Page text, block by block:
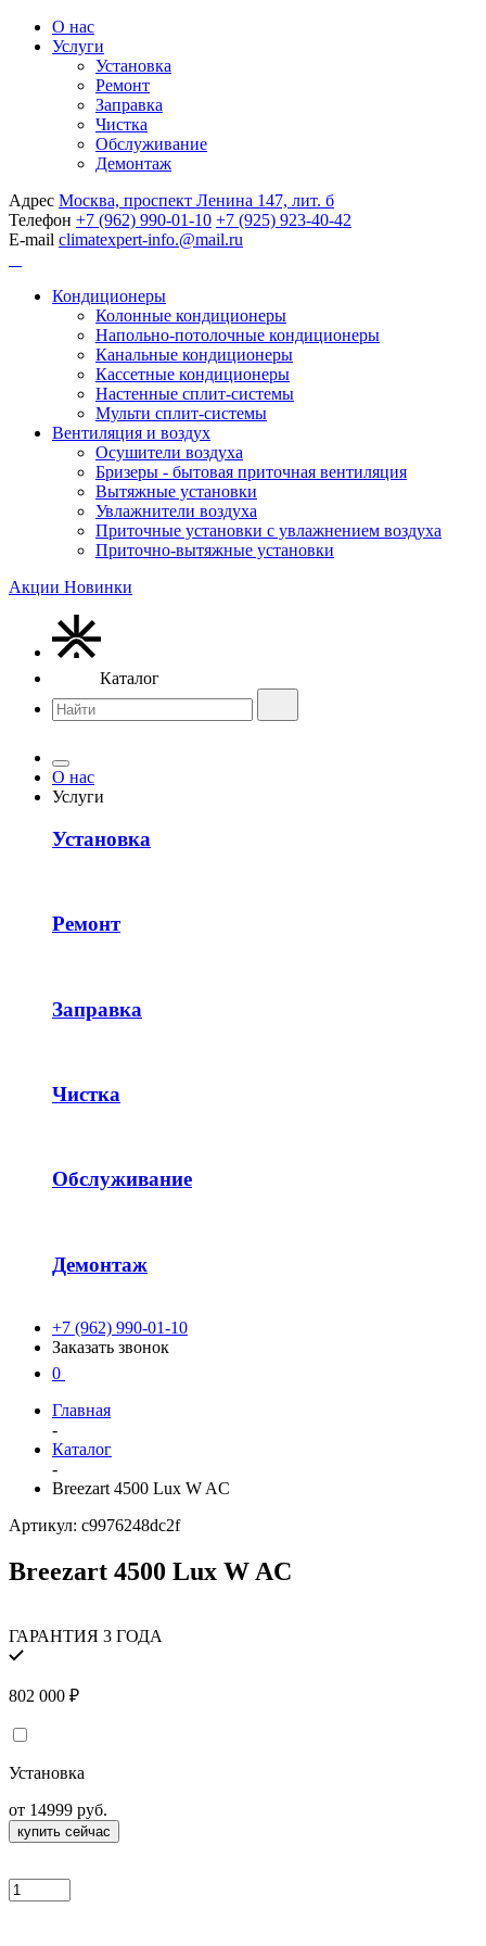
О нас
Услуги
Установка
Ремонт
Заправка
Чистка
Обслуживание
Демонтаж
Адрес Москва, проспект Ленина 147, лит. б
Телефон +7 (962) 990-01-10 +7 (925) 923-40-42
E-mail climatexpert-info.@mail.ru
Кондиционеры
Колонные кондиционеры
Напольно-потолочные кондиционеры
Канальные кондиционеры
Кассетные кондиционеры
Настенные сплит-системы
Мульти сплит-системы
Вентиляция и воздух
Осушители воздуха
Бризеры - бытовая приточная вентиляция
Вытяжные установки
Увлажнители воздуха
Приточные установки с увлажнением воздуха
Приточно-вытяжные установки
Акции Новинки
Каталог
О нас
Услуги
Установка
Ремонт
Заправка
Чистка
Обслуживание
Демонтаж
+7 (962) 990-01-10
Заказать звонок
0
Главная
-
Каталог
-
Breezart 4500 Lux W AC
Артикул: c9976248dc2f
Breezart 4500 Lux W AC
ГАРАНТИЯ 3 ГОДА
802 000 ₽
Установка
от 14999 руб.
купить сейчас